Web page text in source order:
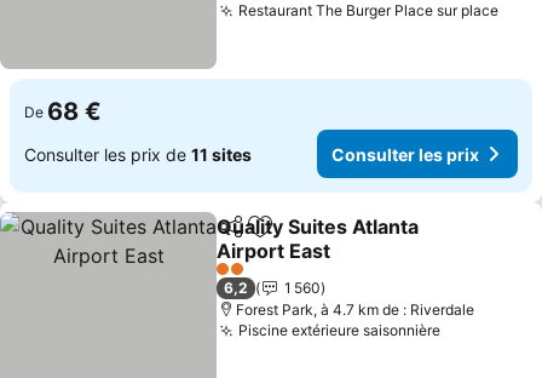
Restaurant The Burger Place sur place
De 68 €
Consulter les prix de 11 sites Consulter les prix
PartagerAjouter à mes favoris
Quality Suites Atlanta
Airport East
2 Étoiles
6,2
1 560
Forest Park, à 4.7 km de : Riverdale
Piscine extérieure saisonnière